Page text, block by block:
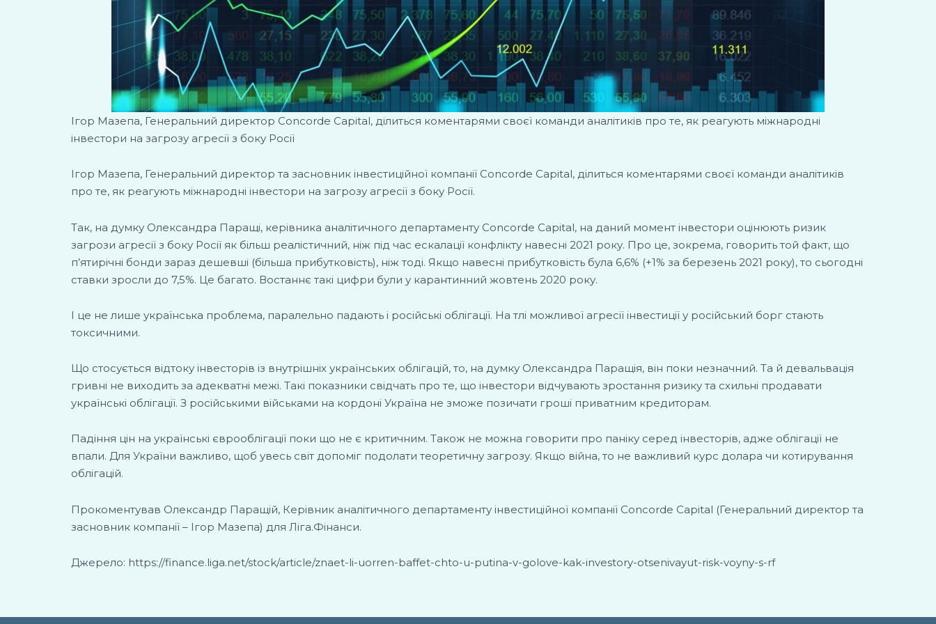
Ігор Мазепа, Генеральний директор Concorde Capital, ділиться коментарями своєї команди аналітиків про те, як реагують міжнародні
інвестори на загрозу агресії з боку Росії
Ігор Мазепа, Генеральний директор та засновник інвестиційної компанії Concorde Capital, ділиться коментарями своєї команди аналітиків
про те, як реагують міжнародні інвестори на загрозу агресії з боку Росії.
Так, на думку Олександра Паращі, керівника аналітичного департаменту Concorde Capital, на даний момент інвестори оцінюють ризик
загрози агресії з боку Росії як більш реалістичний, ніж під час ескалації конфлікту навесні 2021 року. Про це, зокрема, говорить той факт, що
п’ятирічні бонди зараз дешевші (більша прибутковість), ніж тоді. Якщо навесні прибутковість була 6,6% (+1% за березень 2021 року), то сьогодні
ставки зросли до 7,5%. Це багато. Востаннє такі цифри були у карантинний жовтень 2020 року.
І це не лише українська проблема, паралельно падають і російські облігації. На тлі можливої агресії інвестиції у російський борг стають
токсичними.
Що стосується відтоку інвесторів із внутрішніх українських облігацій, то, на думку Олександра Паращія, він поки незначний. Та й девальвація
гривні не виходить за адекватні межі. Такі показники свідчать про те, що інвестори відчувають зростання ризику та схильні продавати
українські облігації. З російськими військами на кордоні Україна не зможе позичати гроші приватним кредиторам.
Падіння цін на українські єврооблігації поки що не є критичним. Також не можна говорити про паніку серед інвесторів, адже облігації не
впали. Для України важливо, щоб увесь світ допоміг подолати теоретичну загрозу. Якщо війна, то не важливий курс долара чи котирування
облігацій.
Прокоментував Олександр Паращій, Керівник аналітичного департаменту інвестиційної компанії Concorde Capital (Генеральний директор та
засновник компанії – Ігор Мазепа) для Ліга.Фінанси.
Джерело: https://finance.liga.net/stock/article/znaet-li-uorren-baffet-chto-u-putina-v-golove-kak-investory-otsenivayut-risk-voyny-s-rf